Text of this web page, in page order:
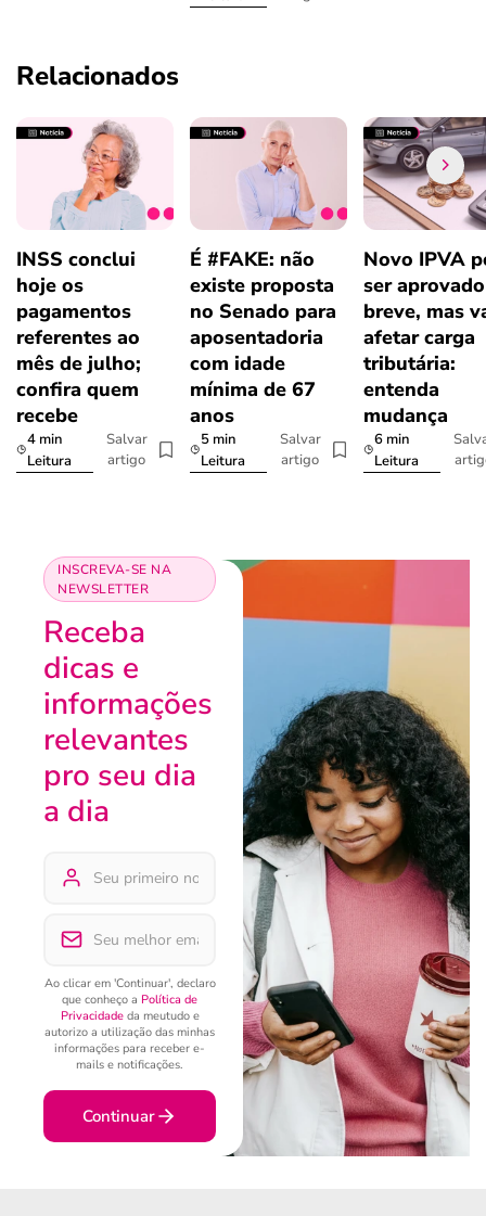
Relacionados
INSS conclui
hoje os
pagamentos
referentes ao
mês de julho;
confira quem
recebe
4 min
Leitura
Salvar
artigo
É #FAKE: não
existe proposta
no Senado para
aposentadoria
com idade
mínima de 67
anos
5 min
Leitura
Salvar
artigo
Novo IPVA
ser
breve, mas
afetar carga
tributária:
entenda
mudança
6 min
Leitura
INSCREVA-SE NA
NEWSLETTER
Receba
dicas e
informações
relevantes
pro seu dia
a dia
Ao clicar em 'Continuar', declaro
que conheço a Política de
Privacidadeda meutudo e
autorizo a utilização das minhas
informações para receber e-
mails e notificações.
Continuar